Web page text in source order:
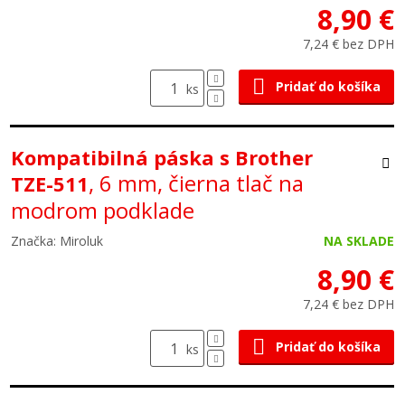
8,90 €
7,24 € bez DPH
ks Pridať do košíka
Kompatibilná páska s Brother
TZE-511, 6 mm, čierna tlač na
modrom podklade
Značka: Miroluk NA SKLADE
8,90 €
7,24 € bez DPH
ks Pridať do košíka